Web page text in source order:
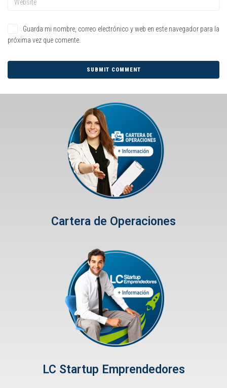
Guarda mi nombre, correo electrónico y web en este navegador para la
próxima vez que comente.
Cartera de Operaciones
LC Startup Emprendedores